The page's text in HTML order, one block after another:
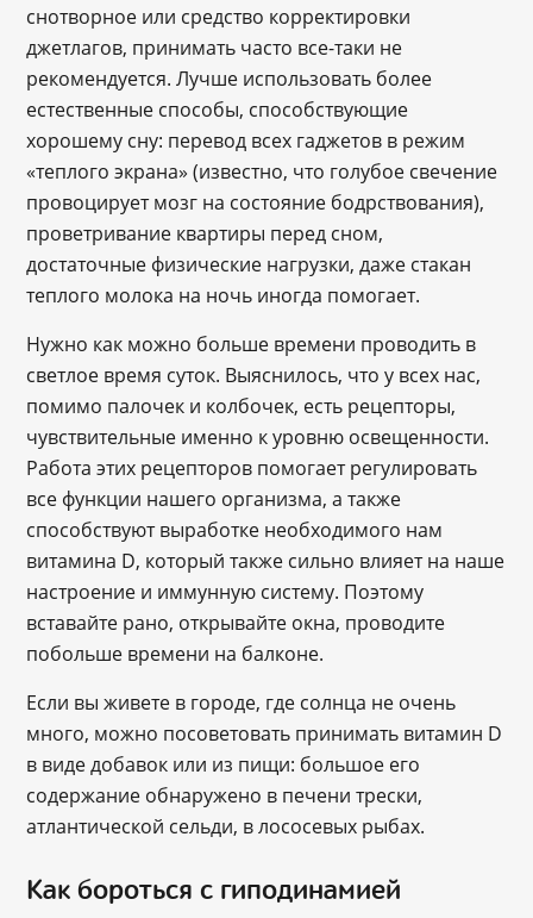
снотворное или средство корректировки
джетлагов, принимать часто все-таки не
рекомендуется. Лучше использовать более
естественные способы, способствующие
хорошему сну: перевод всех гаджетов в режим
«теплого экрана» (известно, что голубое свечение
провоцирует мозг на состояние бодрствования),
проветривание квартиры перед сном,
достаточные физические нагрузки, даже стакан
теплого молока на ночь иногда помогает.
Нужно как можно больше времени проводить в
светлое время суток. Выяснилось, что у всех нас,
помимо палочек и колбочек, есть рецепторы,
чувствительные именно к уровню освещенности.
Работа этих рецепторов помогает регулировать
все функции нашего организма, а также
способствуют выработке необходимого нам
витамина D, который также сильно влияет на наше
настроение и иммунную систему. Поэтому
вставайте рано, открывайте окна, проводите
побольше времени на балконе.
Если вы живете в городе, где солнца не очень
много, можно посоветовать принимать витамин D
в виде добавок или из пищи: большое его
содержание обнаружено в печени трески,
атлантической сельди, в лососевых рыбах.
Как бороться с гиподинамией